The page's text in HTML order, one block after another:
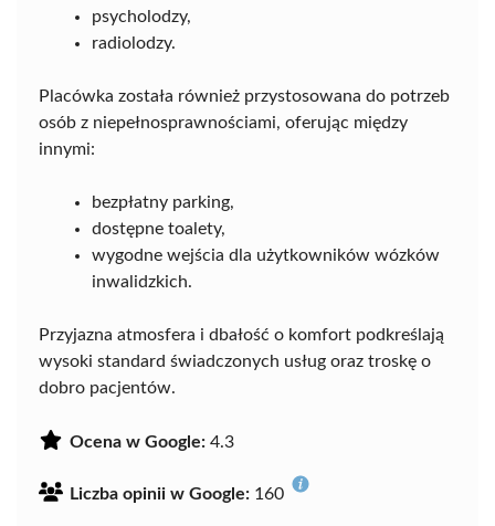
psycholodzy,
radiolodzy.
Placówka została również przystosowana do potrzeb
osób z niepełnosprawnościami, oferując między
innymi:
bezpłatny parking,
dostępne toalety,
wygodne wejścia dla użytkowników wózków
inwalidzkich.
Przyjazna atmosfera i dbałość o komfort podkreślają
wysoki standard świadczonych usług oraz troskę o
dobro pacjentów.
Ocena w Google: 4.3
Liczba opinii w Google: 160